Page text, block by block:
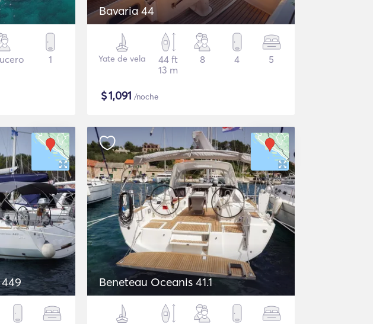
1
Bavaria 44
Yate de vela
44 ft
13 m
8 4 5
$1,091 /noche
Beneteau Oceanis 41.1